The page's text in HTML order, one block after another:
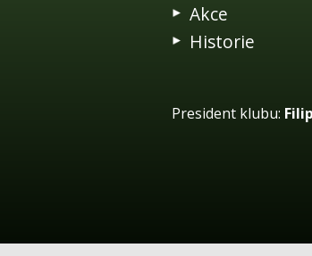
Akce
Historie
President klubu: